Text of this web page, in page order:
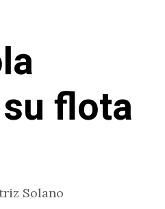
flota
Solano